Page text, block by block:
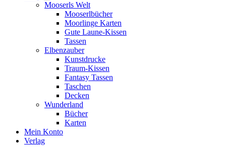
Mooserls Welt
Mooserlbücher
Moorlinge Karten
Gute Laune-Kissen
Tassen
Elbenzauber
Kunstdrucke
Traum-Kissen
Fantasy Tassen
Taschen
Decken
Wunderland
Bücher
Karten
Mein Konto
Verlag